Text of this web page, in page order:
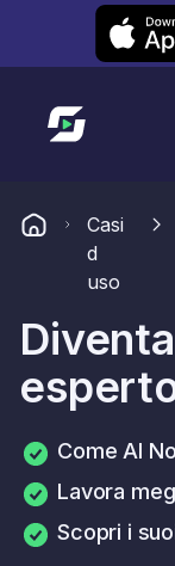
Leexi on
Link alla
Casi
d
uso
Come AI
Lavora
Scopri i